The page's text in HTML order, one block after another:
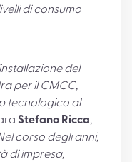
di consumo
del
per il CMCC,
tecnologico al
Stefano Ricca,
corso degli anni,
di impresa,